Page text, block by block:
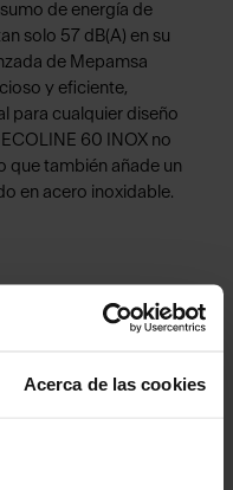
Acerca de las cookies
de energía de
solo 57 dB(A) en su
de Mepamsa
y eficiente,
para cualquier diseño
60 INOX no
que también añade un
en acero inoxidable.